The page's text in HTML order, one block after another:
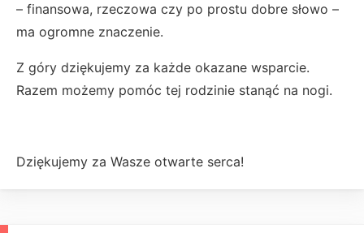
– finansowa, rzeczowa czy po prostu dobre słowo –
ma ogromne znaczenie.
Z góry dziękujemy za każde okazane wsparcie.
Razem możemy pomóc tej rodzinie stanąć na nogi.
Dziękujemy za Wasze otwarte serca!